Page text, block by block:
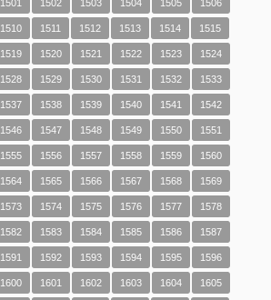
1501 1502 1503 1504 1505 1506
1510 1511 1512 1513 1514 1515
1519 1520 1521 1522 1523 1524
1528 1529 1530 1531 1532 1533
1537 1538 1539 1540 1541 1542
1546 1547 1548 1549 1550 1551
1555 1556 1557 1558 1559 1560
1564 1565 1566 1567 1568 1569
1573 1574 1575 1576 1577 1578
1582 1583 1584 1585 1586 1587
1591 1592 1593 1594 1595 1596
1600 1601 1602 1603 1604 1605